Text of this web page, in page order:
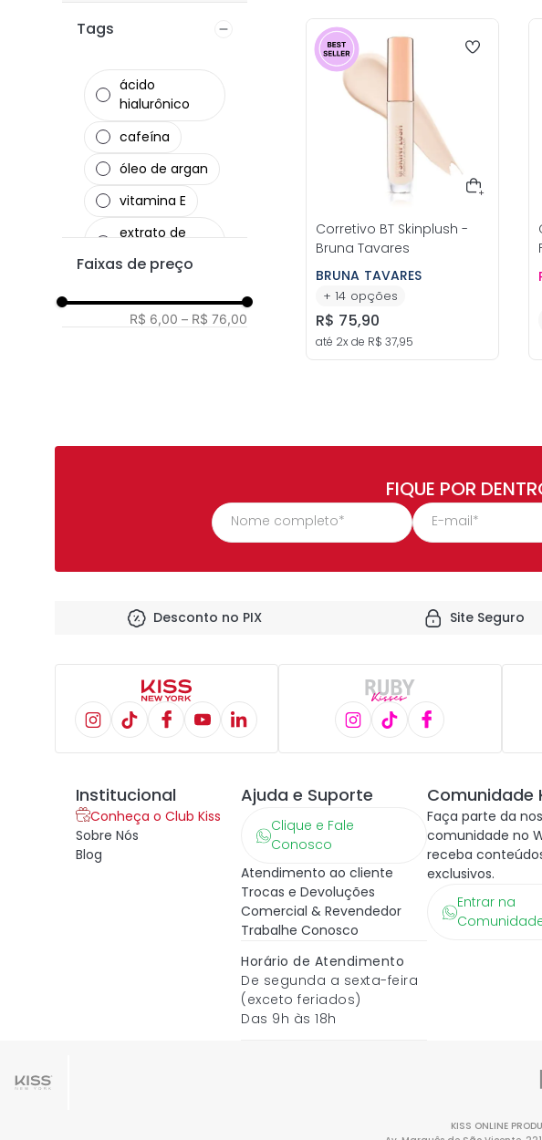
Tags
ácido
hialurônico
cafeína
óleo de argan
vitamina E
extrato de
vegano
Faixas de preço
R$ 6,00 – R$ 76,00
Corretivo BT Skinplush -
Bruna Tavares
BRUNA TAVARES
+14 opções
R$ 75,90
até 2x de R$ 37,95
FIQUE POR
Desconto no PIX Site Seguro
Institucional
Conheça o Club Kiss
Sobre Nós
Blog
Ajuda e Suporte
Clique e Fale
Conosco
Atendimento ao cliente
Trocas e Devoluções
Comercial & Revendedor
Trabalhe Conosco
Horário de Atendimento
De segunda a sexta-feira
(exceto feriados)
Das 9h às 18h
Comunidade
Faça parte da
comunidade no
receba
exclusivos.
Entrar na
KISS ONLINE